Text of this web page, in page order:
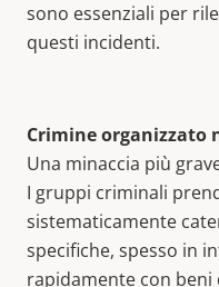
sono essenziali per
questi incidenti.
Crimine organizzato
Una minaccia più
I gruppi criminali
sistematicamente
specifiche, spesso in
rapidamente con beni